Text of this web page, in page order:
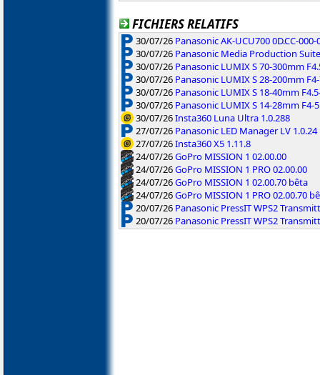
FICHIERS RELATIFS
30/07/26 Panasonic AK-UCU700 0D.CC-
30/07/26 Panasonic Media Production
30/07/26 Panasonic LUMIX S 70-300mm
30/07/26 Panasonic LUMIX S 28-200mm
30/07/26 Panasonic LUMIX S 18-40mm
30/07/26 Panasonic LUMIX S 14-28mm F4-
30/07/26Insta360 Luna Ultra 1.0.288
27/07/26 Panasonic LED Manager LV 1.0.24
27/07/26Insta360 X5 1.11.8
24/07/26GoPro MISSION 1 02.00.00
24/07/26GoPro MISSION 1 PRO 02.00.00
24/07/26GoPro MISSION 1 02.00.70 bêta
24/07/26GoPro MISSION 1 PRO 02.00.70
20/07/26 Panasonic PressIT WPS2
20/07/26 Panasonic PressIT WPS2